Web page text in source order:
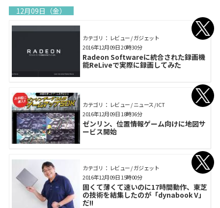
12月09日（金）
カテゴリ： レビュー / ガジェット
Radeon Softwareに統合された録画機
能ReLiveで実際に録画してみた
2016年12月09日 20時30分
カテゴリ： レビュー / ニュース / ICT
ゼンリン、位置情報ゲーム向けに地図サ
ービス開始
2016年12月09日 18時36分
カテゴリ： レビュー / ガジェット
固くて薄くて速いのに17時間動作、東芝
の技術を結集したのが「dynabook V」
だ!!
2016年12月09日 15時00分